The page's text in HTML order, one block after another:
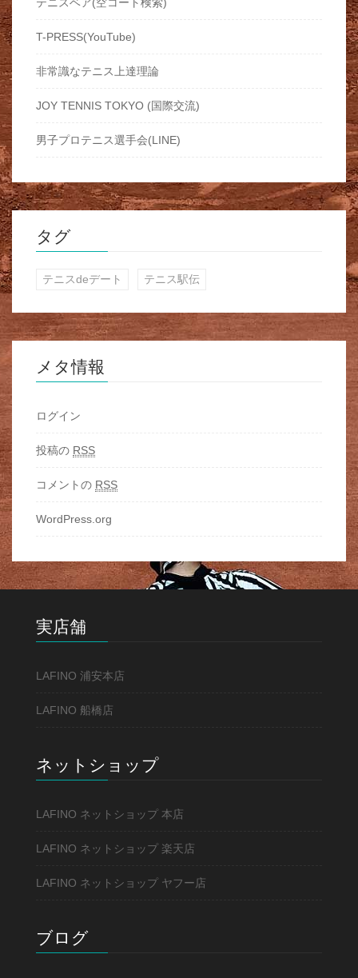
テニスベア(空コート検索)
T-PRESS(YouTube)
非常識なテニス上達理論
JOY TENNIS TOKYO (国際交流)
男子プロテニス選手会(LINE)
タグ
テニスdeデート テニス駅伝
メタ情報
ログイン
投稿の RSS
コメントの RSS
WordPress.org
実店舗
LAFINO 浦安本店
LAFINO 船橋店
ネットショップ
LAFINO ネットショップ 本店
LAFINO ネットショップ 楽天店
LAFINO ネットショップ ヤフー店
ブログ